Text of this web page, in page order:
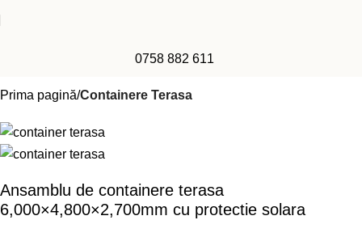
0758 882 611
Prima pagină Containere Terasa
Ansamblu de containere terasa
6,000×4,800×2,700mm cu protectie solara